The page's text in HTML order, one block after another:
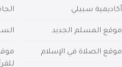
أكاديمية سبيلي
موقع المسلم الجديد
موقع الصلاة في الإسلام